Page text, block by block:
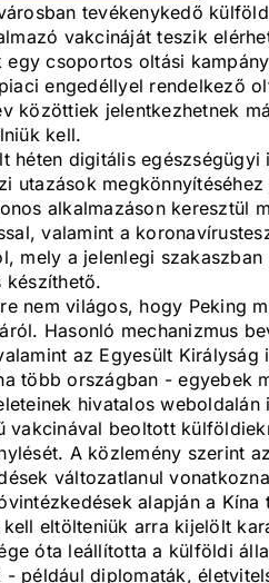
tevékenykedő
vakcináját teszik
egy csoportos oltási
engedéllyel rendelkező
közöttiek jelentkezhetnek
kell.
héten digitális
utazások
alkalmazáson keresztül
valamint a
mely a jelenlegi
készíthető.
nem világos, hogy Peking
Hasonló mechanizmus
az Egyesült Királyság
több országban - egyebek
hivatalos
vakcinával beoltott
A közlemény szerint
változatlanul
alapján a
eltölteniük arra kijelölt
óta leállította a külföldi
például diplomaták,